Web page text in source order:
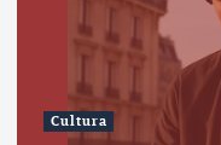
Cultura